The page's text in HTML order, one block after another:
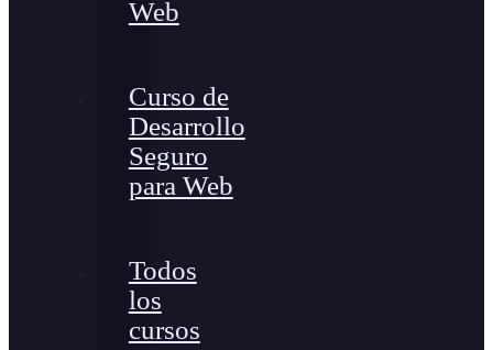
Web
Curso de
Desarrollo
Seguro
para Web
Todos
los
cursos